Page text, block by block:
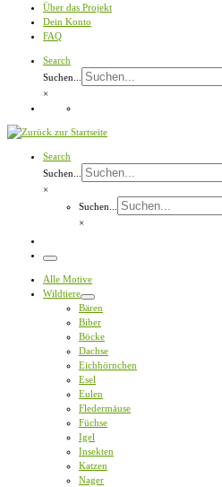
Über das Projekt
Dein Konto
FAQ
Search
Suchen...
×
Search
Suchen...
×
Suchen...
×
Menü
Alle Motive
Wildtiere
Bären
Biber
Böcke
Dachse
Eichhörnchen
Esel
Eulen
Fledermäuse
Füchse
Igel
Insekten
Katzen
Nager